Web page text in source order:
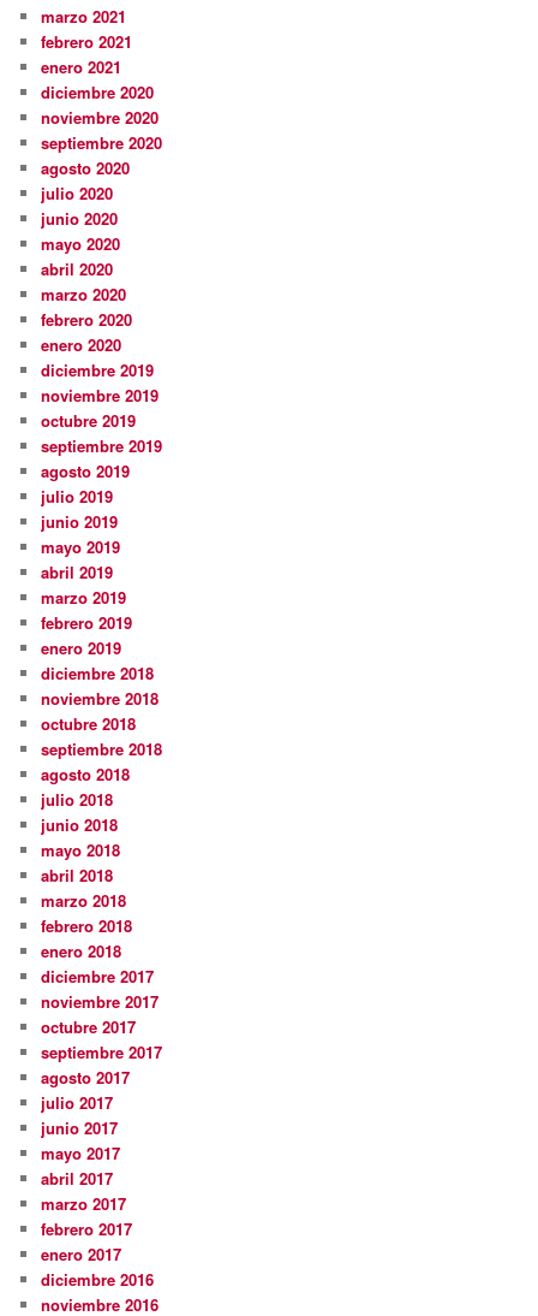
marzo 2021
febrero 2021
enero 2021
diciembre 2020
noviembre 2020
septiembre 2020
agosto 2020
julio 2020
junio 2020
mayo 2020
abril 2020
marzo 2020
febrero 2020
enero 2020
diciembre 2019
noviembre 2019
octubre 2019
septiembre 2019
agosto 2019
julio 2019
junio 2019
mayo 2019
abril 2019
marzo 2019
febrero 2019
enero 2019
diciembre 2018
noviembre 2018
octubre 2018
septiembre 2018
agosto 2018
julio 2018
junio 2018
mayo 2018
abril 2018
marzo 2018
febrero 2018
enero 2018
diciembre 2017
noviembre 2017
octubre 2017
septiembre 2017
agosto 2017
julio 2017
junio 2017
mayo 2017
abril 2017
marzo 2017
febrero 2017
enero 2017
diciembre 2016
noviembre 2016